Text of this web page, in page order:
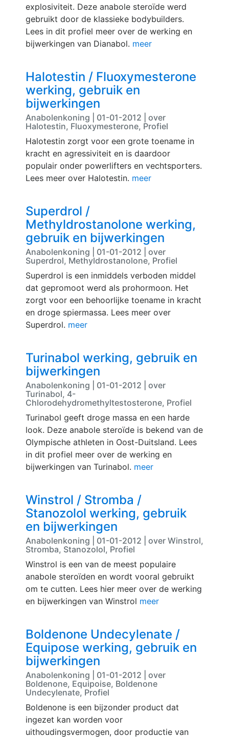
explosiviteit. Deze anabole steroïde werd
gebruikt door de klassieke bodybuilders.
Lees in dit profiel meer over de werking en
bijwerkingen van Dianabol. meer
Halotestin / Fluoxymesterone
werking, gebruik en
bijwerkingen
Anabolenkoning | 01-01-2012 | over
Halotestin, Fluoxymesterone, Profiel
Halotestin zorgt voor een grote toename in
kracht en agressiviteit en is daardoor
populair onder powerlifters en vechtsporters.
Lees meer over Halotestin. meer
Superdrol /
Methyldrostanolone werking,
gebruik en bijwerkingen
Anabolenkoning | 01-01-2012 | over
Superdrol, Methyldrostanolone, Profiel
Superdrol is een inmiddels verboden middel
dat gepromoot werd als prohormoon. Het
zorgt voor een behoorlijke toename in kracht
en droge spiermassa. Lees meer over
Superdrol. meer
Turinabol werking, gebruik en
bijwerkingen
Anabolenkoning | 01-01-2012 | over
Turinabol, 4-
Chlorodehydromethyltestosterone, Profiel
Turinabol geeft droge massa en een harde
look. Deze anabole steroïde is bekend van de
Olympische athleten in Oost-Duitsland. Lees
in dit profiel meer over de werking en
bijwerkingen van Turinabol. meer
Winstrol / Stromba /
Stanozolol werking, gebruik
en bijwerkingen
Anabolenkoning | 01-01-2012 | over Winstrol,
Stromba, Stanozolol, Profiel
Winstrol is een van de meest populaire
anabole steroïden en wordt vooral gebruikt
om te cutten. Lees hier meer over de werking
en bijwerkingen van Winstrol meer
Boldenone Undecylenate /
Equipose werking, gebruik en
bijwerkingen
Anabolenkoning | 01-01-2012 | over
Boldenone, Equipoise, Boldenone
Undecylenate, Profiel
Boldenone is een bijzonder product dat
ingezet kan worden voor
uithoudingsvermogen, door productie van